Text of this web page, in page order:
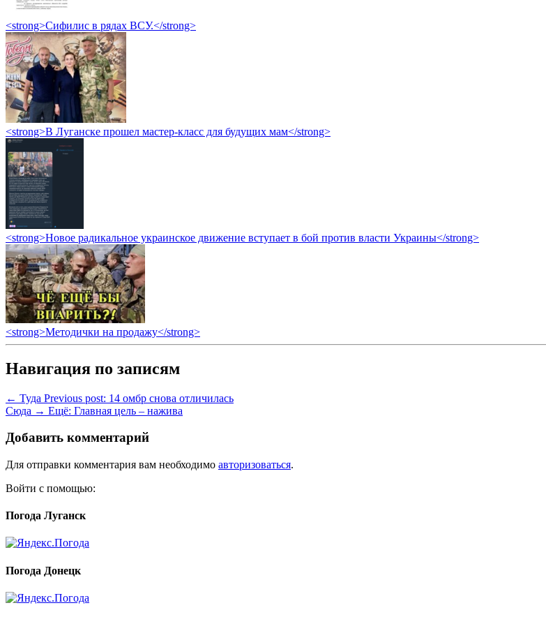
<strong>Сифилис в рядах ВСУ.</strong>
<strong>В Луганске прошел мастер-класс для будущих мам</strong>
<strong>Новое радикальное украинское движение вступает в бой против власти Украины</strong>
<strong>Методички на продажу</strong>
Навигация по записям
← Туда Previous post: 14 омбр снова отличилась
Сюда → Ещё: Главная цель – нажива
Добавить комментарий
Для отправки комментария вам необходимо авторизоваться.
Войти с помощью:
Погода Луганск
Погода Донецк